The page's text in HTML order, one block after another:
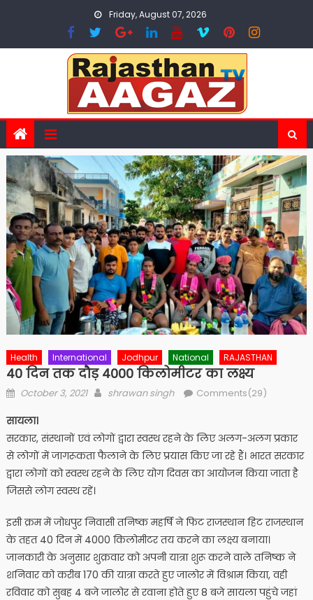
Friday, August 07, 2026
Health International Jodhpur National RAJASTHAN
40 दिन तक दौड़ 4000 किलोमीटर का लक्ष्य
Posted
October 3, 2021 Author
shrawan singh Comments(29)
सायला।
सरकार, संस्थानों एवं लोगों द्वारा स्वस्थ रहने के लिए अलग-अलग प्रकार
से लोगों में जागरूकता फैलाने के लिए प्रयास किए जा रहे हैं। भारत सरकार
द्वारा लोगों को स्वस्थ रहने के लिए योग दिवस का आयोजन किया जाता है
जिससे लोग स्वस्थ रहें।
इसी क्रम में जोधपुर निवासी तनिष्क महर्षि ने फिट राजस्थान हिट राजस्थान
के तहत 40 दिन में 4000 किलोमीटर तय करने का लक्ष्य बनाया।
जानकारी के अनुसार शुक्रवार को अपनी यात्रा शुरू करने वाले तनिष्क ने
शनिवार को करीब 170 की यात्रा करते हुए जालोर में विश्राम किया, वही
रविवार को सुबह 4 बजे जालोर से रवाना होते हुए 8 बजे सायला पहुंचे जहां